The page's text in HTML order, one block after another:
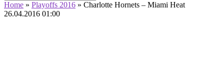
Home » Playoffs 2016 » Charlotte Hornets – Miami Heat
26.04.2016 01:00